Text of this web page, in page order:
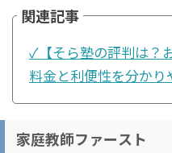
関連記事
✓【そら塾の評判は？
料金と利便性を分かり
家庭教師ファースト